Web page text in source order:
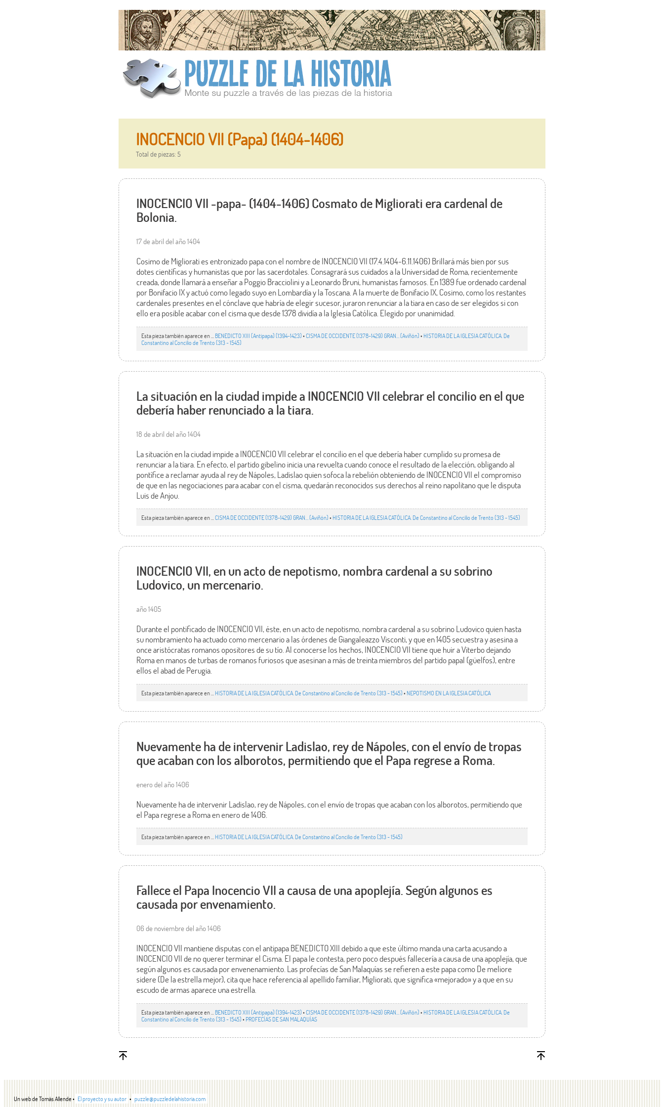
INOCENCIO VII (Papa) (1404-1406)
Total de piezas: 5
INOCENCIO VII -papa- (1404-1406) Cosmato de Migliorati era cardenal de
Bolonia.
17 de abril del año 1404
Cosimo de Migliorati es entronizado papa con el nombre de INOCENCIO VII (17.4.1404-6.11.1406) Brillará más bien por sus
dotes científicas y humanistas que por las sacerdotales. Consagrará sus cuidados a la Universidad de Roma, recientemente
creada, donde llamará a enseñar a Poggio Bracciolini y a Leonardo Bruni, humanistas famosos. En 1389 fue ordenado cardenal
por Bonifacio IX y actuó como legado suyo en Lombardía y la Toscana. A la muerte de Bonifacio IX, Cosimo, como los restantes
cardenales presentes en el cónclave que habría de elegir sucesor, juraron renunciar a la tiara en caso de ser elegidos si con
ello era posible acabar con el cisma que desde 1378 dividía a la Iglesia Católica. Elegido por unanimidad.
Esta pieza también aparece en ... BENEDICTO XIII (Antipapa) (1394-1423)•CISMA DE OCCIDENTE (1378-1429) GRAN… (Aviñón)• HISTORIA DE LA IGLESIA CATÓLICA. De
Constantino al Concilio de Trento (313 - 1545)
La situación en la ciudad impide a INOCENCIO VII celebrar el concilio en el que
debería haber renunciado a la tiara.
18 de abril del año 1404
La situación en la ciudad impide a INOCENCIO VII celebrar el concilio en el que debería haber cumplido su promesa de
renunciar a la tiara. En efecto, el partido gibelino inicia una revuelta cuando conoce el resultado de la elección, obligando al
pontífice a reclamar ayuda al rey de Nápoles, Ladislao quien sofoca la rebelión obteniendo de INOCENCIO VII el compromiso
de que en las negociaciones para acabar con el cisma, quedarán reconocidos sus derechos al reino napolitano que le disputa
Luis de Anjou.
Esta pieza también aparece en ...CISMA DE OCCIDENTE (1378-1429) GRAN… (Aviñón)• HISTORIA DE LA IGLESIA CATÓLICA. De Constantino al Concilio de Trento (313 - 1545)
INOCENCIO VII, en un acto de nepotismo, nombra cardenal a su sobrino
Ludovico, un mercenario.
año 1405
Durante el pontificado de INOCENCIO VII, éste, en un acto de nepotismo, nombra cardenal a su sobrino Ludovico quien hasta
su nombramiento ha actuado como mercenario a las órdenes de Giangaleazzo Visconti, y que en 1405 secuestra y asesina a
once aristócratas romanos opositores de su tío. Al conocerse los hechos, INOCENCIO VII tiene que huir a Viterbo dejando
Roma en manos de turbas de romanos furiosos que asesinan a más de treinta miembros del partido papal (güelfos), entre
ellos el abad de Perugia.
Esta pieza también aparece en ... HISTORIA DE LA IGLESIA CATÓLICA. De Constantino al Concilio de Trento (313 - 1545)• NEPOTISMO EN LA IGLESIA CATÓLICA
Nuevamente ha de intervenir Ladislao, rey de Nápoles, con el envío de tropas
que acaban con los alborotos, permitiendo que el Papa regrese a Roma.
enero del año 1406
Nuevamente ha de intervenir Ladislao, rey de Nápoles, con el envío de tropas que acaban con los alborotos, permitiendo que
el Papa regrese a Roma en enero de 1406.
Esta pieza también aparece en ...HISTORIA DE LA IGLESIA CATÓLICA. De Constantino al Concilio de Trento (313 - 1545)
Fallece el Papa Inocencio VII a causa de una apoplejía. Según algunos es
causada por envenamiento.
06 de noviembre del año 1406
INOCENCIO VII mantiene disputas con el antipapa BENEDICTO XIII debido a que este último manda una carta acusando a
INOCENCIO VII de no querer terminar el Cisma. El papa le contesta, pero poco después fallecería a causa de una apoplejía, que
según algunos es causada por envenenamiento. Las profecías de San Malaquías se refieren a este papa como De meliore
sidere (De la estrella mejor), cita que hace referencia al apellido familiar, Migliorati, que significa «mejorado» y a que en su
escudo de armas aparece una estrella.
Esta pieza también aparece en ... BENEDICTO XIII (Antipapa) (1394-1423)•CISMA DE OCCIDENTE (1378-1429) GRAN… (Aviñón)• HISTORIA DE LA IGLESIA CATÓLICA. De
Constantino al Concilio de Trento (313 - 1545)• PROFECÍAS DE SAN MALAQUÍAS
Un web de Tomás Allende • El proyecto y su autor • puzzle@puzzledelahistoria.com